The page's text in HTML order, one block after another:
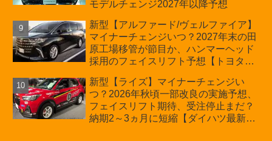
モデルチェンジ2027年以降予想
新型【アルファード/ヴェルファイア】
マイナーチェンジいつ？2027年末の田
原工場移管が節目か、ハンマーヘッド
採用のフェイスリフト予想【トヨタ最
費税込価格559万9000円から
新型【ライズ】マイナーチェンジい
つ？2026年秋頃一部改良の実施予想、
フェイスリフト期待、受注停止まだ？
納期2～3ヵ月に短縮【ダイハツ最新情